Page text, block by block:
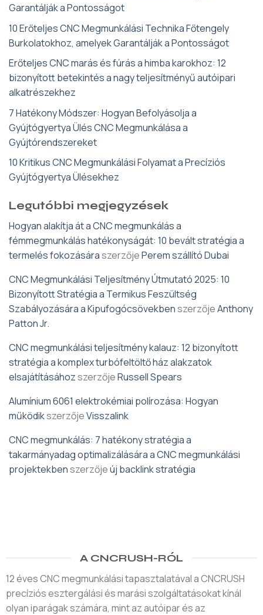
Garantálják a Pontosságot
10 Erőteljes CNC Megmunkálási Technika Főtengely
Burkolatokhoz, amelyek Garantálják a Pontosságot
Erőteljes CNC marás és fúrás a himba karokhoz: 12
bizonyított betekintés a nagy teljesítményű autóipari
alkatrészekhez
7 Hatékony Módszer: Hogyan Befolyásolja a
Gyújtógyertya Ülés CNC Megmunkálása a
Gyújtórendszereket
10 Kritikus CNC Megmunkálási Folyamat a Precíziós
Gyújtógyertya Ülésekhez
Legutóbbi megjegyzések
Hogyan alakítja át a CNC megmunkálás a
fémmegmunkálás hatékonyságát: 10 bevált stratégia a
termelés fokozásáraszerzőjePerem szállító Dubai
CNC Megmunkálási Teljesítmény Útmutató 2025: 10
Bizonyított Stratégia a Termikus Feszültség
Szabályozására a KipufogócsövekbenszerzőjeAnthony
Patton Jr.
CNC megmunkálási teljesítmény kalauz: 12 bizonyított
stratégia a komplex turbófeltöltő ház alakzatok
elsajátításáhozszerzőjeRussell Spears
Alumínium 6061 elektrokémiai polírozása: Hogyan
működikszerzőjeVisszalink
CNC megmunkálás: 7 hatékony stratégia a
takarmányadag optimalizálására a CNC megmunkálási
projektekbenszerzőjeúj backlink stratégia
A CNCRUSH-RÓL
12 éves CNC megmunkálási tapasztalatával a CNCRUSH
precíziós esztergálási és marási szolgáltatásokat kínál
olyan iparágak számára, mint az autóipar és az